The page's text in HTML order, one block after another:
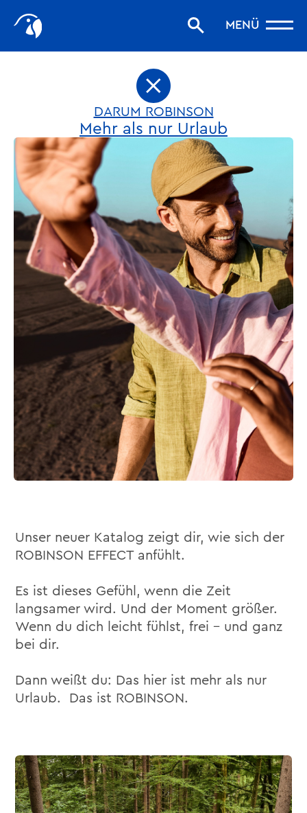
MENÜ
Start
Storys filtern
robinson.com
DARUM ROBINSON
Mehr als nur Urlaub
Unser neuer Katalog zeigt dir, wie sich der
ROBINSON EFFECT anfühlt.
Es ist dieses Gefühl, wenn die Zeit
langsamer wird. Und der Moment größer.
Wenn du dich leicht fühlst, frei – und ganz
bei dir.
Dann weißt du: Das hier ist mehr als nur
Urlaub. Das ist ROBINSON.